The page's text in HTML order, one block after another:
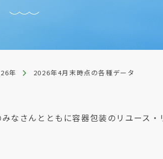
年 2026年4月末時点の各種データ
なさんとともに容器包装のリユース・